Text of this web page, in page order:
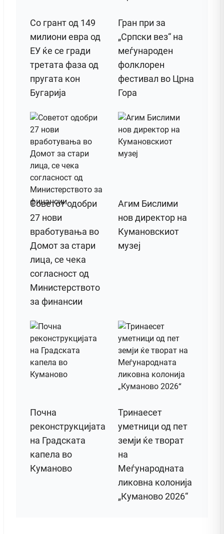
Со грант од 149
милиони евра од
ЕУ ќе се гради
третата фаза од
пругата кон
Бугарија
Гран при за
„Српски вез“ на
меѓународен
фолклорен
фестивал во Црна
Гора
Советот одобри
27 нови
вработувања во
Домот за стари
лица, се чека
согласност од
Министерството
за финансии
Агим Бислими
нов директор на
Кумановскиот
музеј
Почна
реконструкцијата
на Градската
капела во
Куманово
Тринаесет
уметници од пет
земји ќе творат
на
Меѓународната
ликовна колонија
„Куманово 2026“